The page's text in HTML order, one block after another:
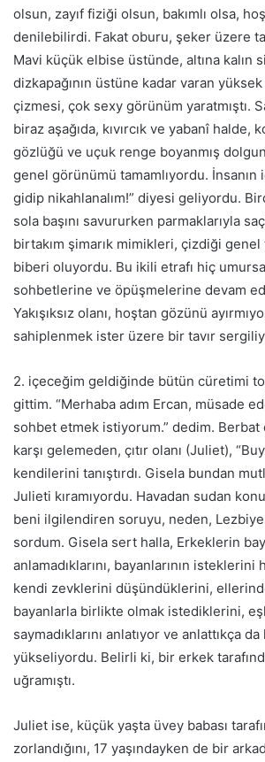
olsun, zayıf fiziği olsun, bakımlı olsa,
denilebilirdi. Fakat oburu, şeker üzere
Mavi küçük elbise üstünde, altına kalın
dizkapağının üstüne kadar varan
çizmesi, çok sexy görünüm yaratmıştı.
biraz aşağıda, kıvırcık ve yabanî halde,
gözlüğü ve uçuk renge boyanmış dolgun
genel görünümü tamamlıyordu. İnsanın
gidip nikahlanalım!” diyesi geliyordu.
sola başını savururken parmaklarıyla
birtakım şimarık mimikleri, çizdiği
biberi oluyordu. Bu ikili etrafı hiç
sohbetlerine ve öpüşmelerine devam
Yakışıksız olanı, hoştan gözünü
sahiplenmek ister üzere bir tavır
2. içeceğim geldiğinde bütün cüretimi
gittim. “Merhaba adım Ercan, müsade
sohbet etmek istiyorum.” dedim. Berbat
karşı gelemeden, çıtır olanı (Juliet),
kendilerini tanıştırdı. Gisela bundan
Julieti kıramıyordu. Havadan sudan
beni ilgilendiren soruyu, neden,
sordum. Gisela sert halla, Erkeklerin
anlamadıklarını, bayanlarının isteklerini
kendi zevklerini düşündüklerini,
bayanlarla birlikte olmak istediklerini,
saymadıklarını anlatıyor ve anlattıkça
yükseliyordu. Belirli ki, bir erkek
uğramıştı.
Juliet ise, küçük yaşta üvey babası
zorlandığını, 17 yaşındayken de bir